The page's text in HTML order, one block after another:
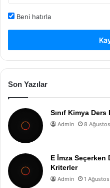
Beni hatırla
Son Yazılar
Sınıf Kimya Ders
Admin 8
E İmza Seçerken
Kriterler
Admin 1